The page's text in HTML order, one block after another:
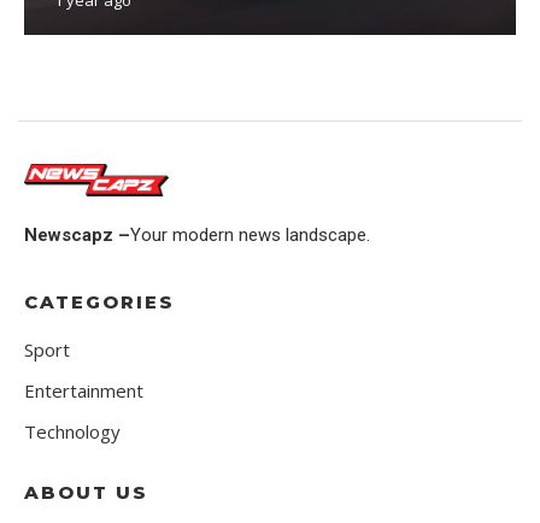
Newscapz –Your modern news landscape.
CATEGORIES
Sport
Entertainment
Technology
ABOUT US